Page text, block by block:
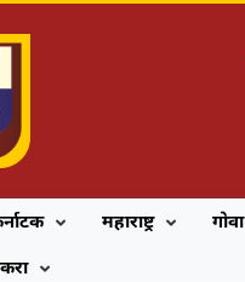
महाराष्ट्र गोवा